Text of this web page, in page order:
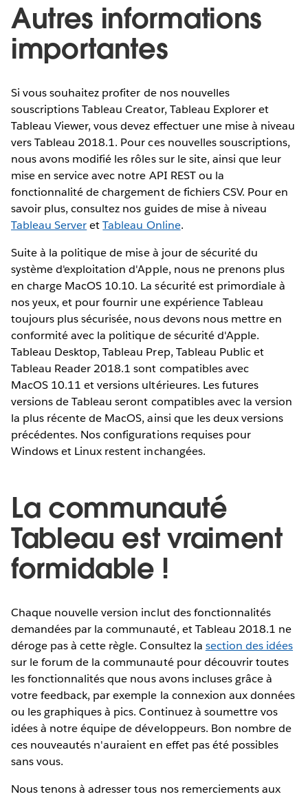
Autres informations
importantes
Si vous souhaitez profiter de nos nouvelles
souscriptions Tableau Creator, Tableau Explorer et
Tableau Viewer, vous devez effectuer une mise à niveau
vers Tableau 2018.1. Pour ces nouvelles souscriptions,
nous avons modifié les rôles sur le site, ainsi que leur
mise en service avec notre API REST ou la
fonctionnalité de chargement de fichiers CSV. Pour en
savoir plus, consultez nos guides de mise à niveau
Tableau ServeretTableau Online.
Suite à la politique de mise à jour de sécurité du
système d'exploitation d'Apple, nous ne prenons plus
en charge MacOS 10.10. La sécurité est primordiale à
nos yeux, et pour fournir une expérience Tableau
toujours plus sécurisée, nous devons nous mettre en
conformité avec la politique de sécurité d'Apple.
Tableau Desktop, Tableau Prep, Tableau Public et
Tableau Reader 2018.1 sont compatibles avec
MacOS 10.11 et versions ultérieures. Les futures
versions de Tableau seront compatibles avec la version
la plus récente de MacOS, ainsi que les deux versions
précédentes. Nos configurations requises pour
Windows et Linux restent inchangées.
La communauté
Tableau est vraiment
formidable !
Chaque nouvelle version inclut des fonctionnalités
demandées par la communauté, et Tableau 2018.1 ne
déroge pas à cette règle. Consultez la section des idées
sur le forum de la communauté pour découvrir toutes
les fonctionnalités que nous avons incluses grâce à
votre feedback, par exemple la connexion aux données
ou les graphiques à pics. Continuez à soumettre vos
idées à notre équipe de développeurs. Bon nombre de
ces nouveautés n'auraient en effet pas été possibles
sans vous.
Nous tenons à adresser tous nos remerciements aux